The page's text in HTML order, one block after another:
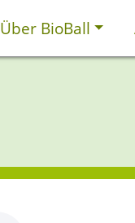
Über BioBall